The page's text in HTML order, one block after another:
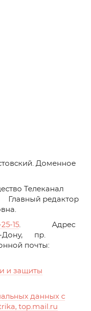
Доменное
Телеканал
редактор
15. Адрес
Дону, пр.
почты:
и защиты
данных с
top.mail.ru